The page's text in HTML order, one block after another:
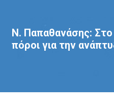
Ν. Παπαθανάσης:
πόροι για την